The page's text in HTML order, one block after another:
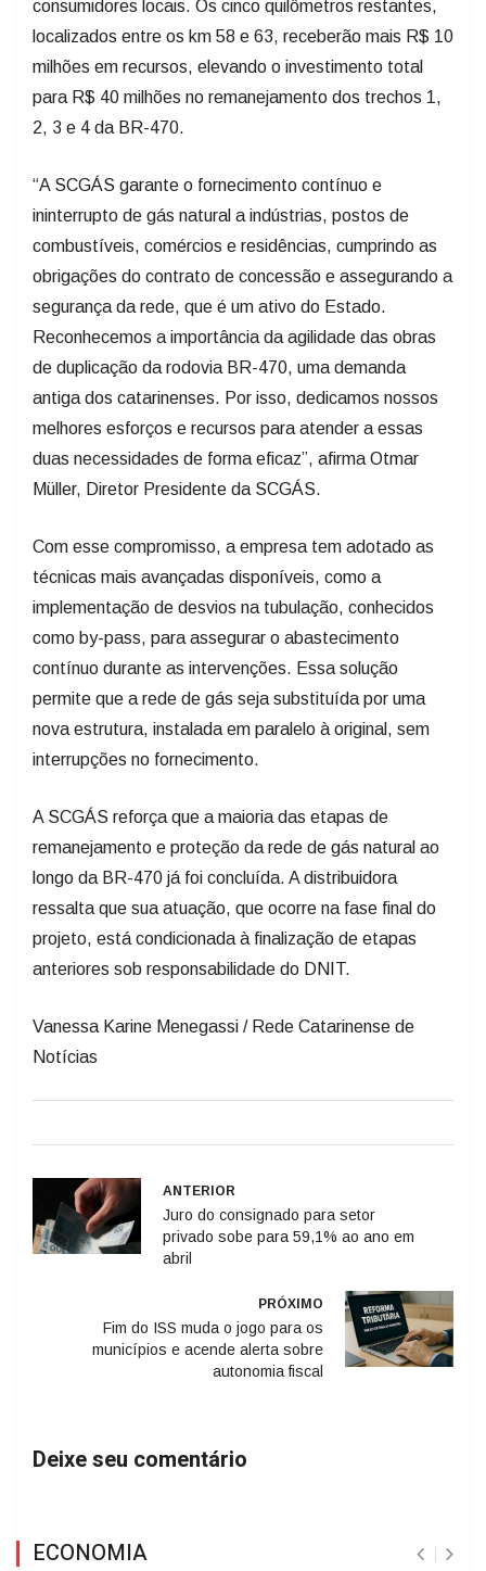
consumidores locais. Os cinco quilômetros restantes,
localizados entre os km 58 e 63, receberão mais R$ 10
milhões em recursos, elevando o investimento total
para R$ 40 milhões no remanejamento dos trechos 1,
2, 3 e 4 da BR-470.
“A SCGÁS garante o fornecimento contínuo e
ininterrupto de gás natural a indústrias, postos de
combustíveis, comércios e residências, cumprindo as
obrigações do contrato de concessão e assegurando a
segurança da rede, que é um ativo do Estado.
Reconhecemos a importância da agilidade das obras
de duplicação da rodovia BR-470, uma demanda
antiga dos catarinenses. Por isso, dedicamos nossos
melhores esforços e recursos para atender a essas
duas necessidades de forma eficaz”, afirma Otmar
Müller, Diretor Presidente da SCGÁS.
Com esse compromisso, a empresa tem adotado as
técnicas mais avançadas disponíveis, como a
implementação de desvios na tubulação, conhecidos
como by-pass, para assegurar o abastecimento
contínuo durante as intervenções. Essa solução
permite que a rede de gás seja substituída por uma
nova estrutura, instalada em paralelo à original, sem
interrupções no fornecimento.
A SCGÁS reforça que a maioria das etapas de
remanejamento e proteção da rede de gás natural ao
longo da BR-470 já foi concluída. A distribuidora
ressalta que sua atuação, que ocorre na fase final do
projeto, está condicionada à finalização de etapas
anteriores sob responsabilidade do DNIT.
Vanessa Karine Menegassi / Rede Catarinense de
Notícias
ANTERIOR
Juro do consignado para setor
privado sobe para 59,1% ao ano em
abril
PRÓXIMO
Fim do ISS muda o jogo para os
municípios e acende alerta sobre
autonomia fiscal
Deixe seu comentário
ECONOMIA